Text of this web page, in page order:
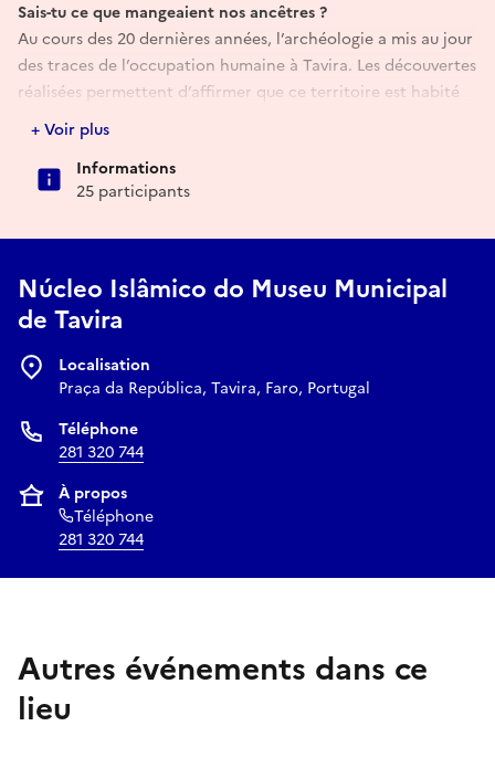
Sais-tu ce que mangeaient nos ancêtres ?
Au cours des 20 dernières années, l’archéologie a mis au jour
des traces de l’occupation humaine à Tavira. Les découvertes
réalisées permettent d’affirmer que ce territoire est habité
depuis au moins le Xe siècle av. J.-C. (Âge du bronze final).
Les archéologues ont recueilli des témoignages divers qui
nous parlent des habitudes alimentaires de ces
communautés, en particulier les restes alimentaires, les
Dans cette conversation, nous parlerons de ce que l’on
mangeait à Tavira dans les temps anciens, ou des espèces
animales les plus consommées, entre autres aspects.
L’objectif est que les participants puissent acquérir une
compréhension plus profonde de l’alimentation et des
habité ce territoire.
Réserver
+ Voir plus
Informations
25 participants
Núcleo Islâmico do Museu Municipal
de Tavira
Localisation
Praça da República, Tavira, Faro, Portugal
Téléphone
281 320 744
À propos
Téléphone
281 320 744
Autres événements dans ce
lieu